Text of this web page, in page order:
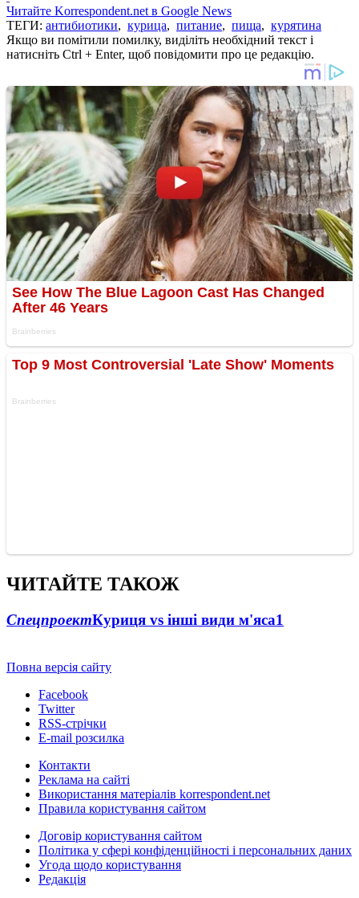
Читайте Korrespondent.net в Google News
ТЕГИ: антибиотики, курица, питание, пища, курятина
Якщо ви помітили помилку, виділіть необхідний текст і
натисніть Ctrl + Enter, щоб повідомити про це редакцію.
ЧИТАЙТЕ ТАКОЖ
СпецпроектКуриця vs інші види м'яса1
Повна версія сайту
Facebook
Twitter
RSS-стрічки
E-mail розсилка
Контакти
Реклама на сайті
Використання матеріалів korrespondent.net
Правила користування сайтом
Договір користування сайтом
Політика у сфері конфіденційності і персональних даних
Угода щодо користування
Редакція